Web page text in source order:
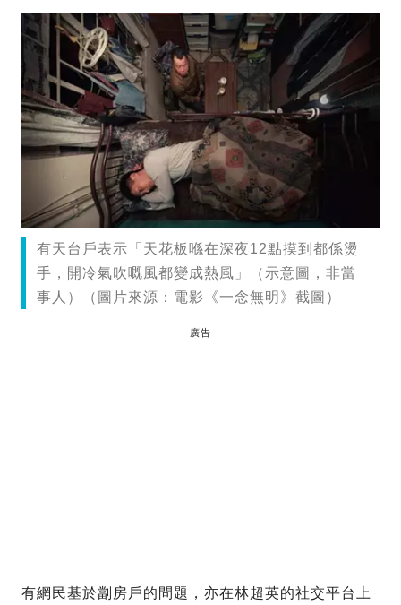
有天台戶表示「天花板喺在深夜12點摸到都係燙
手，開冷氣吹嘅風都變成熱風」（示意圖，非當
事人）（圖片來源：電影《一念無明》截圖）
廣告
有網民基於劏房戶的問題，亦在林超英的社交平台上